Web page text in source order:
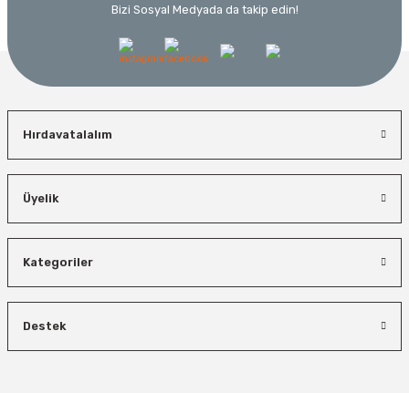
Bizi Sosyal Medyada da takip edin!
Hırdavatalalım
Üyelik
Kategoriler
Destek